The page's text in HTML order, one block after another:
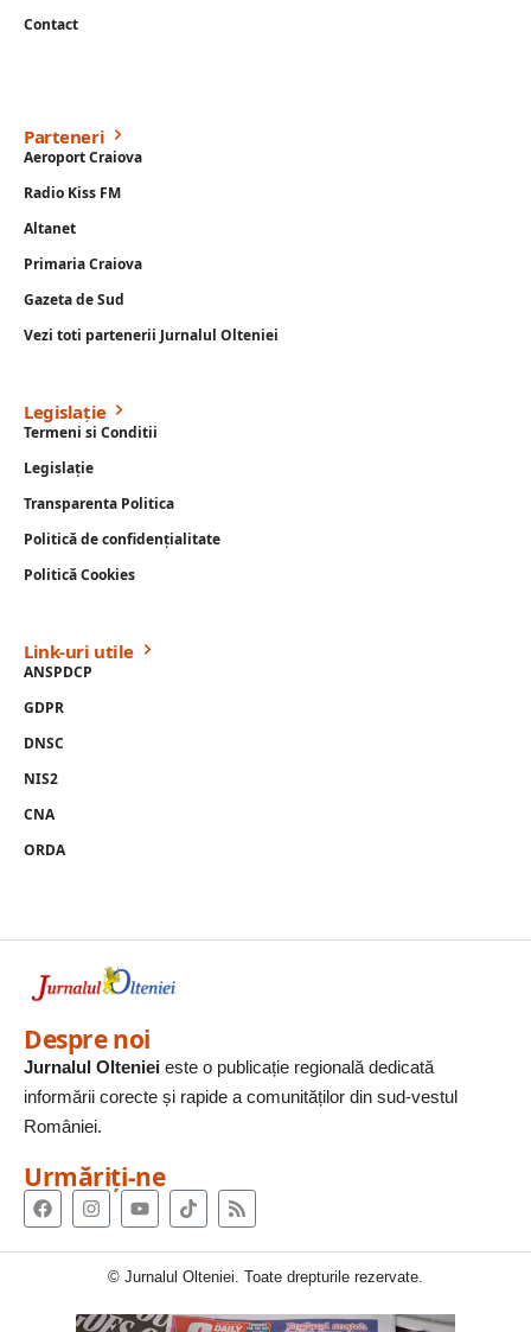
Contact
Parteneri
Aeroport Craiova
Radio Kiss FM
Altanet
Primaria Craiova
Gazeta de Sud
Vezi toti partenerii Jurnalul Olteniei
Legislație
Termeni si Conditii
Legislație
Transparenta Politica
Politică de confidențialitate
Politică Cookies
Link-uri utile
ANSPDCP
GDPR
DNSC
NIS2
CNA
ORDA
Despre noi
Jurnalul Olteniei este o publicație regională dedicată
informării corecte și rapide a comunităților din sud-vestul
României.
Urmăriți-ne
© Jurnalul Olteniei. Toate drepturile rezervate.